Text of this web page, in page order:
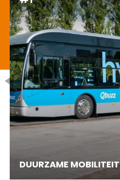
DUURZAME MOBILITEIT